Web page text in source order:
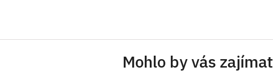
Mohlo by vás zajímat